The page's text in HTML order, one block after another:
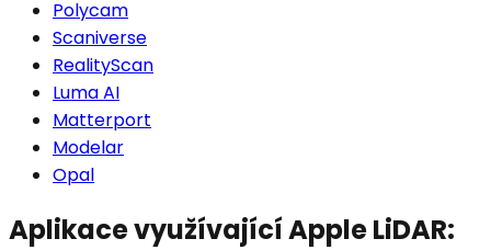
Polycam
Scaniverse
RealityScan
Luma AI
Matterport
Modelar
Opal
Aplikace využívající Apple LiDAR: